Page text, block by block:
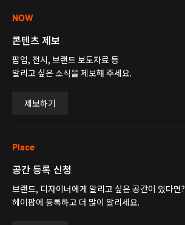
NOW
콘텐츠 제보
팝업, 전시, 브랜드 보도자료 등
알리고 싶은 소식을 제보해 주세요.
제보하기
Place
공간 등록 신청
브랜드, 디자이너에게 알리고 싶은 공간이 있다면?
헤이팝에 등록하고 더 많이 알리세요.